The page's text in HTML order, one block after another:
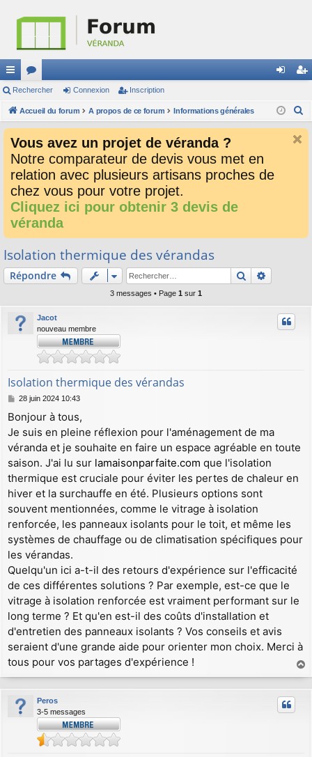
ac
co
ci
or
u
s
ne cri
Rechercher Connexion Inscription
Accueil du forum A propos de ce forum Informations générales
Vous avez un projet de véranda ?
Notre comparateur de devis vous met en
relation avec plusieurs artisans proches de
chez vous pour votre projet.
Cliquez ici pour obtenir 3 devis de
véranda
Isolation thermique des vérandas
Répondre Rechercher
3 messages • Page 1 sur 1
Jacot
nouveau membre
Isolation thermique des vérandas
M
s
s
a
g
e
28 juin 2024 10:43
Bonjour à tous,
Je suis en pleine réflexion pour l'aménagement de ma
véranda et je souhaite en faire un espace agréable en toute
saison. J'ai lu sur lamaisonparfaite.com que l'isolation
thermique est cruciale pour éviter les pertes de chaleur en
hiver et la surchauffe en été. Plusieurs options sont
souvent mentionnées, comme le vitrage à isolation
renforcée, les panneaux isolants pour le toit, et même les
systèmes de chauffage ou de climatisation spécifiques pour
les vérandas.
Quelqu'un ici a-t-il des retours d'expérience sur l'efficacité
de ces différentes solutions ? Par exemple, est-ce que le
vitrage à isolation renforcée est vraiment performant sur le
long terme ? Et qu'en est-il des coûts d'installation et
d'entretien des panneaux isolants ? Vos conseils et avis
seraient d'une grande aide pour orienter mon choix. Merci à
tous pour vos partages d'expérience !
a
u
Peros
3-5 messages